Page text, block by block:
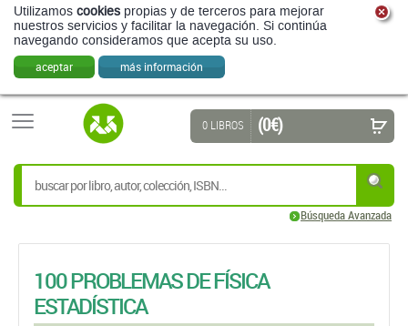
Utilizamos cookies propias y de terceros para mejorar
nuestros servicios y facilitar la navegación. Si continúa
navegando consideramos que acepta su uso.
aceptar más información
Búsqueda Avanzada
0 LIBROS (0 €)
100 PROBLEMAS DE FÍSICA
ESTADÍSTICA